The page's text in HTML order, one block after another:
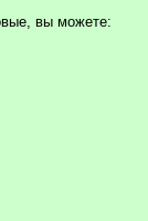
вы можете: